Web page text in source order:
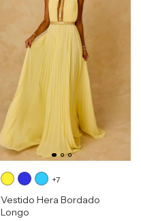
+7
Vestido Hera Bordado
Longo